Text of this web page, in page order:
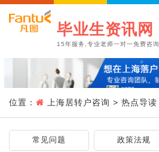
毕业生资讯网
15年服务,专业老师一对一免费咨询
位置： 上海居转户咨询 > 热点导读
常见问题 政策法规